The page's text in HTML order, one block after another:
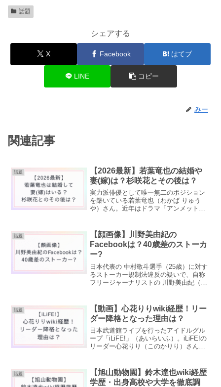
話題
シェアする
X Facebook はてブ
LINE コピー
みー
関連記事
話題
【2026最新】若葉竜也の結婚や
妻(嫁)は？杉咲花とその後は？
実力派俳優として唯一無二のポジション
を築いている若葉竜也（わかば りゅう
や）さん。近年はドラマ「アンメット」
になる人が増えているようです。この記
事では若葉竜也は結婚してい...
話題
【顔画像】川野美由紀の
Facebookは？40歳差のストーカ
ー?
日本代表の 中村敬斗選手（25歳）に対す
るストーカー規制法違反の疑いで、自称
フリージャーナリストの 川野美由紀（こ
Facebook（SNS）などは特定されている
のでしょうか？...
話題
【動画】心花りりwiki経歴！リー
ダー降格となった理由は？
日本武道館ライブを行ったアイドルグル
ープ「iLiFE!」（あいらいふ）。iLiFE!の
リーダー心花りり（このかりり）さん
た。iLiFE!では他にライブ後脱退を発表し
ている...
話題
【旭山動物園】鈴木達也wiki経歴
学歴・出身高校や大学を徹底調